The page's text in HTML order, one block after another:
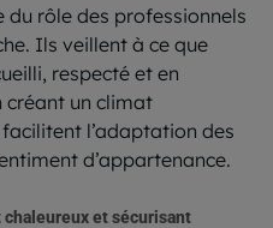
rôle des professionnels
Ils veillent à ce que
respecté et en
créant un climat
l’adaptation des
d’appartenance.
et sécurisant